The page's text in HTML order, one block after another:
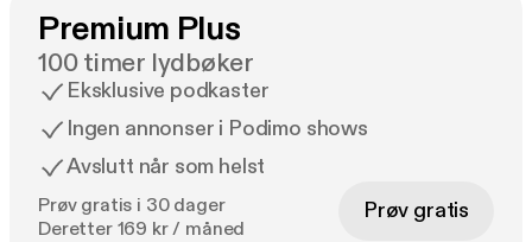
Premium Plus
100 timer lydbøker
Eksklusive podkaster
Ingen annonser i Podimo shows
Avslutt når som helst
Prøv gratis i 30 dager
Deretter 169 kr / måned
Prøv gratis